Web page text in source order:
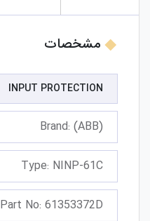
مشخصات
INPUT PROTECTION
Brand: (ABB)
Type: NINP-61C
Part No: 61353372D